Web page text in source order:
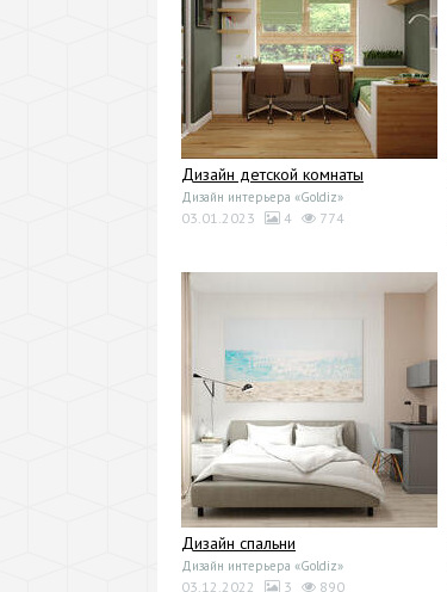
Дизайн детской комнаты
Дизайн интерьера «Goldiz»
03.01.2023 4 774
Дизайн спальни
Дизайн интерьера «Goldiz»
03.12.2022 3 890